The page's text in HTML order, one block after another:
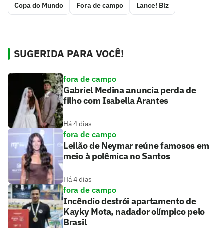
Copa do Mundo Fora de campo Lance! Biz
SUGERIDA PARA VOCÊ!
fora de campo
Gabriel Medina anuncia perda de
filho com Isabella Arantes
Há 4 dias
fora de campo
Leilão de Neymar reúne famosos em
meio à polêmica no Santos
Há 4 dias
fora de campo
Incêndio destrói apartamento de
Kayky Mota, nadador olímpico pelo
Brasil